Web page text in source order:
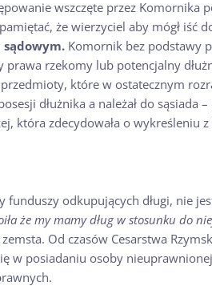
wszczęte przez Komornika
że wierzyciel aby mógł iść
Komornik bez podstawy
rzekomy lub potencjalny
które w ostatecznym
dłużnika a należał do sąsiada
która zdecydowała o wykreśleniu
odkupujących długi, nie
że my mamy dług w stosunku do
Od czasów Cesarstwa
w posiadaniu osoby